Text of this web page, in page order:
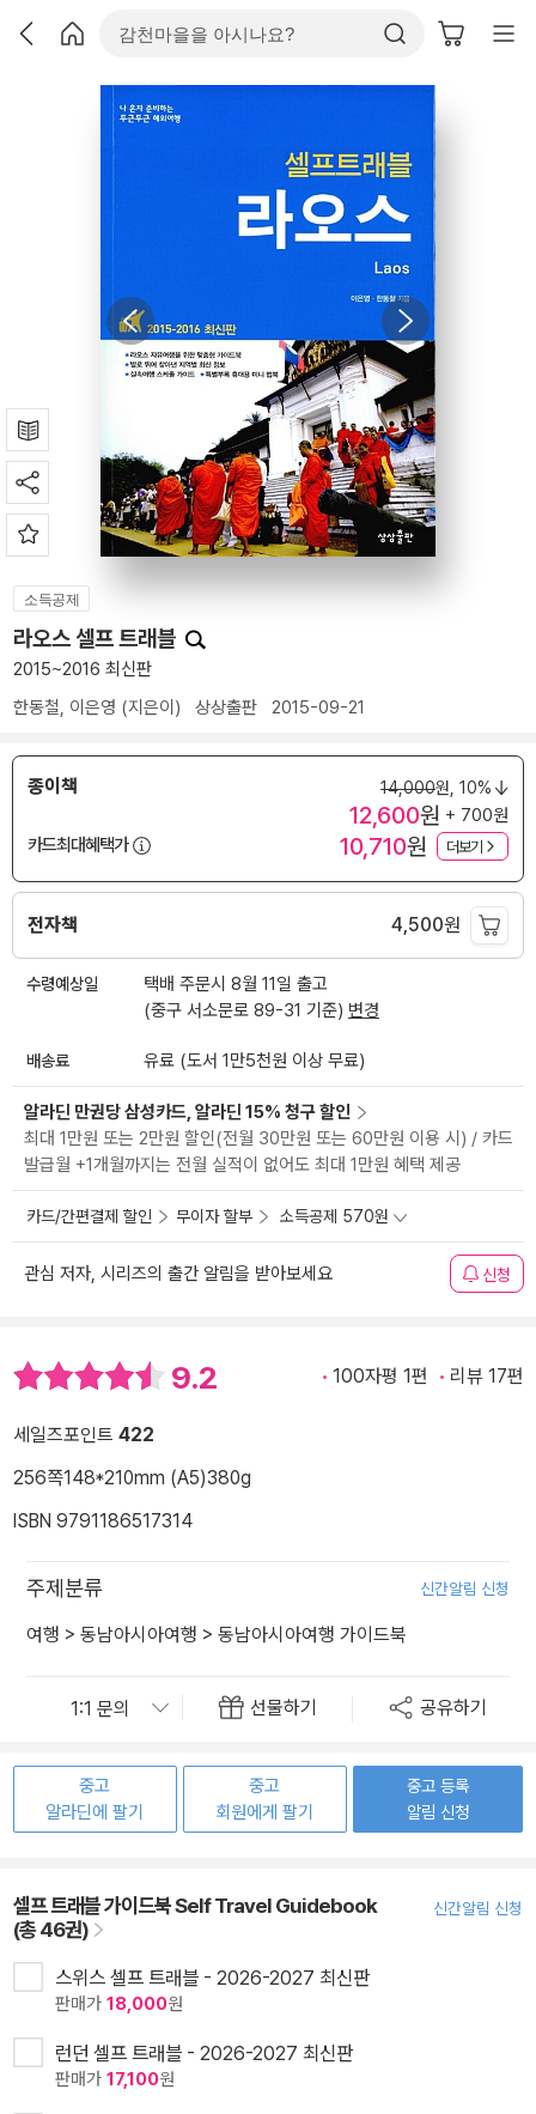
소득공제
라오스 셀프 트래블
2015~2016 최신판
한동철, 이은영 (지은이) 상상출판 2015-09-21
종이책 14,000원, 10%
12,600원 + 700원
카드최대혜택가
10,710원 더보기
전자책 4,500원
수령예상일
택배 주문시 8월 11일 출고
(중구 서소문로 89-31 기준) 변경
배송료 유료 (도서 1만5천원 이상 무료)
알라딘 만권당 삼성카드, 알라딘 15% 청구 할인
최대 1만원 또는 2만원 할인(전월 30만원 또는 60만원 이용 시) / 카드
발급월 +1개월까지는 전월 실적이 없어도 최대 1만원 혜택 제공
카드/간편결제 할인 무이자 할부 소득공제 570원
관심 저자, 시리즈의 출간 알림을 받아보세요 신청
9.2 100자평 1편 리뷰 17편
세일즈포인트 422
256쪽148*210mm (A5)380g
ISBN 9791186517314
주제분류 신간알림 신청
여행 > 동남아시아여행 > 동남아시아여행 가이드북
선물하기 공유하기
중고
알라딘에 팔기
중고
회원에게 팔기
중고 등록
알림 신청
셀프 트래블 가이드북 Self Travel Guidebook
(총 46권)
신간알림 신청
스위스 셀프 트래블 - 2026-2027 최신판
판매가 18,000원
런던 셀프 트래블 - 2026-2027 최신판
판매가 17,100원